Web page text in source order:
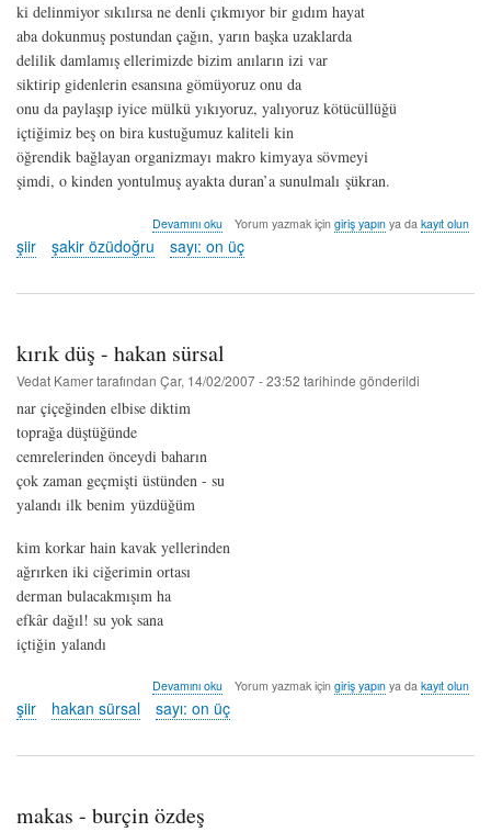
ki delinmiyor sıkılırsa ne denli çıkmıyor bir gıdım hayat
aba dokunmuş postundan çağın, yarın başka uzaklarda
delilik damlamış ellerimizde bizim anıların izi var
siktirip gidenlerin esansına gömüyoruz onu da
onu da paylaşıp iyice mülkü yıkıyoruz, yalıyoruz kötücüllüğü
içtiğimiz beş on bira kustuğumuz kaliteli kin
öğrendik bağlayan organizmayı makro kimyaya sövmeyi
şimdi, o kinden yontulmuş ayakta duran’a sunulmalı şükran.
geç
yol
-
özüdoğru
Devamını oku Yorum yazmak için giriş yapınya da kayıt olun
şiir şakir özüdoğru sayı: on üç
kırık düş - hakan sürsal
Vedat Kamertarafından Çar, 14/02/2007 - 23:52 tarihinde gönderildi
nar çiçeğinden elbise diktim
toprağa düştüğünde
cemrelerinden önceydi baharın
çok zaman geçmişti üstünden - su
yalandı ilk benim yüzdüğüm
kim korkar hain kavak yellerinden
ağrırken iki ciğerimin ortası
derman bulacakmışım ha
efkâr dağıl! su yok sana
içtiğin yalandı
kırık
düş
-
sürsal
Devamını oku Yorum yazmak için giriş yapınya da kayıt olun
şiir hakan sürsal sayı: on üç
makas - burçin özdeş